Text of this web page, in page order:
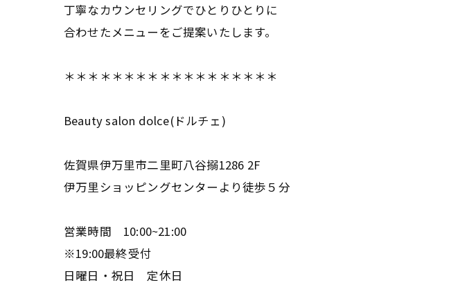
丁寧なカウンセリングでひとりひとりに
合わせたメニューをご提案いたします。
＊＊＊＊＊＊＊＊＊＊＊＊＊＊＊＊＊＊
Beauty salon dolce(ドルチェ)
佐賀県伊万里市二里町八谷搦1286 2F
伊万里ショッピングセンターより徒歩５分
営業時間 10:00~21:00
※19:00最終受付
日曜日・祝日 定休日